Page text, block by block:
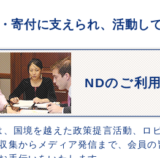
寄付に支えられ、活動し
NDのご利
、国境を越えた政策提言活動、ロ
集からメディア発信まで、会員の